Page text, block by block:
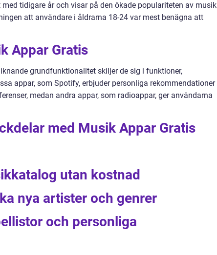
tidigare år och visar på den ökade populariteten av musik
att användare i åldrarna 18-24 var mest benägna att
Appar Gratis
grundfunktionalitet skiljer de sig i funktioner,
appar, som Spotify, erbjuder personliga rekommendationer
medan andra appar, som radioappar, ger användarna
med Musik Appar Gratis
utan kostnad
nya artister och genrer
och personliga